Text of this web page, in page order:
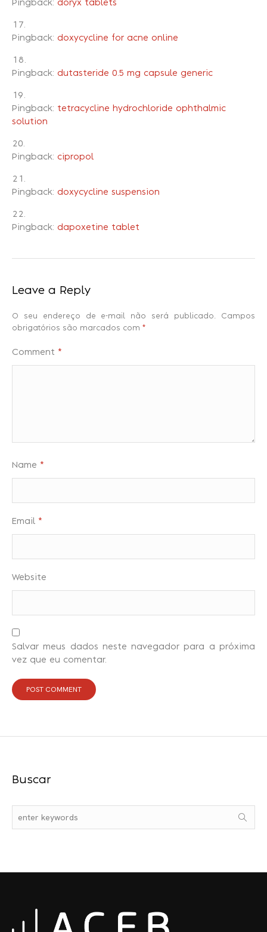
Pingback: doryx tablets
Pingback: doxycycline for acne online
Pingback: dutasteride 0.5 mg capsule generic
Pingback: tetracycline hydrochloride ophthalmic
solution
Pingback: cipropol
Pingback: doxycycline suspension
Pingback: dapoxetine tablet
Leave a Reply
O seu endereço de e-mail não será publicado.
Campos
obrigatórios são marcados com *
Comment *
Name *
Email *
Website
Salvar meus dados neste navegador para a próxima
vez que eu comentar.
Buscar